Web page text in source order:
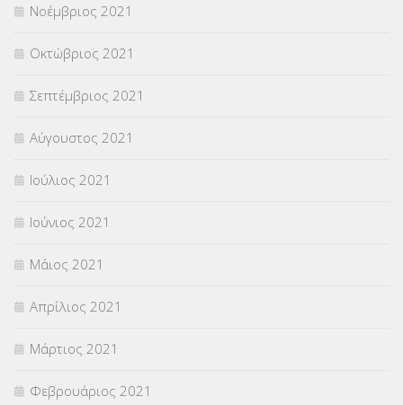
Νοέμβριος 2021
Οκτώβριος 2021
Σεπτέμβριος 2021
Αύγουστος 2021
Ιούλιος 2021
Ιούνιος 2021
Μάιος 2021
Απρίλιος 2021
Μάρτιος 2021
Φεβρουάριος 2021